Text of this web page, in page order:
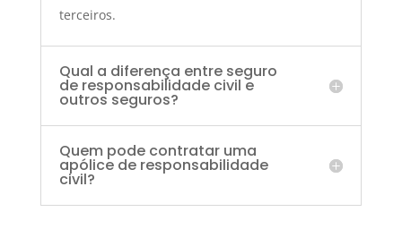
terceiros.
Qual a diferença entre seguro
de responsabilidade civil e
outros seguros?
Quem pode contratar uma
apólice de responsabilidade
civil?